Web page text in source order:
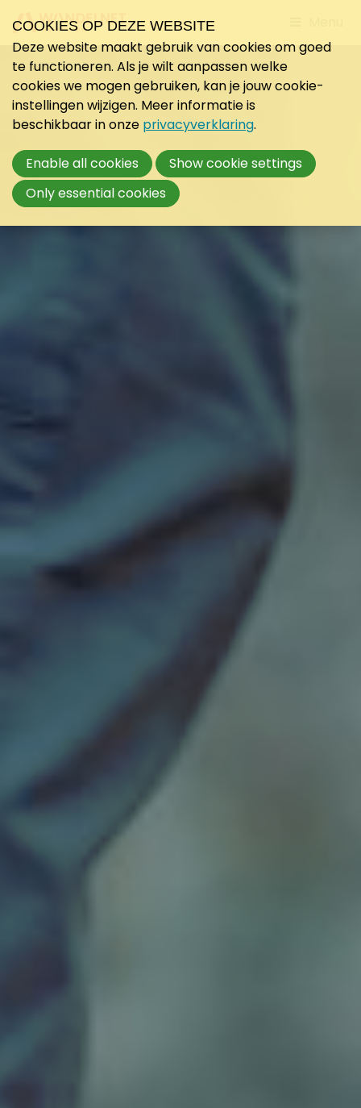
to
COOKIES OP DEZE WEBSITE
Deze website maakt gebruik van cookies om goed
te functioneren. Als je wilt aanpassen welke
cookies we mogen gebruiken, kan je jouw cookie-
instellingen wijzigen. Meer informatie is
beschikbaar in onze privacyverklaring.
Enable all cookies
Show cookie settings
Only essential cookies